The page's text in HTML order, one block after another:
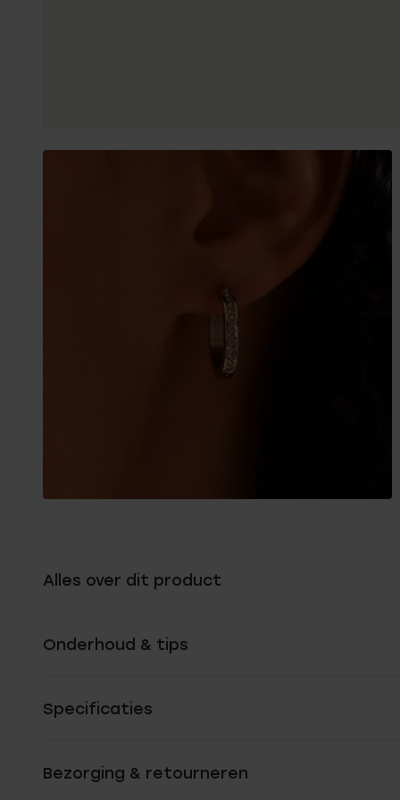
Alles over dit product
Onderhoud & tips
Specificaties
Bezorging & retourneren